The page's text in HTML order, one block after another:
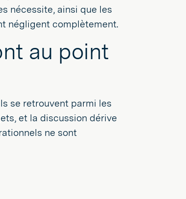
nécessite, ainsi que les
négligent complètement.
au point
se retrouvent parmi les
et la discussion dérive
ne sont